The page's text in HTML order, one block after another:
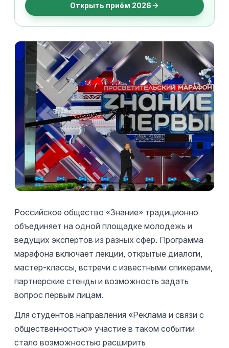
Открыть приём 2026
Российское общество «Знание» традиционно
объединяет на одной площадке молодежь и
ведущих экспертов из разных сфер. Программа
марафона включает лекции, открытые диалоги,
мастер-классы, встречи с известными спикерами,
партнерские стенды и возможность задать
вопрос первым лицам.
Для студентов направления «Реклама и связи с
общественностью» участие в таком событии
стало возможностью расширить